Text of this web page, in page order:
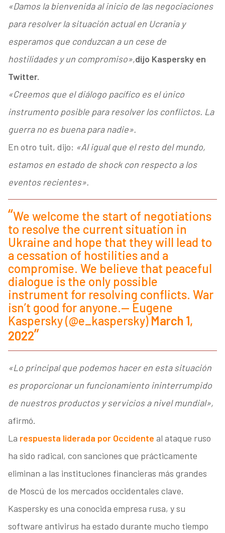
«Damos la bienvenida al inicio de las negociaciones
para resolver la situación actual en Ucrania y
esperamos que conduzcan a un cese de
hostilidades y un compromiso»,dijo Kaspersky en
Twitter.
«Creemos que el diálogo pacífico es el único
instrumento posible para resolver los conflictos. La
guerra no es buena para nadie».
En otro tuit, dijo: «Al igual que el resto del mundo,
estamos en estado de shock con respecto a los
eventos recientes».
We welcome the start of negotiations
to resolve the current situation in
Ukraine and hope that they will lead to
a cessation of hostilities and a
compromise. We believe that peaceful
dialogue is the only possible
instrument for resolving conflicts. War
isn’t good for anyone.— Eugene
Kaspersky (@e_kaspersky) March 1,
2022
«Lo principal que podemos hacer en esta situación
es proporcionar un funcionamiento ininterrumpido
de nuestros productos y servicios a nivel mundial»,
afirmó.
La respuesta liderada por Occidente al ataque ruso
ha sido radical, con sanciones que prácticamente
eliminan a las instituciones financieras más grandes
de Moscú de los mercados occidentales clave.
Kaspersky es una conocida empresa rusa, y su
software antivirus ha estado durante mucho tiempo